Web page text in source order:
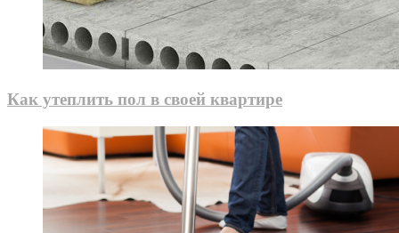
Как утеплить пол в своей квартире